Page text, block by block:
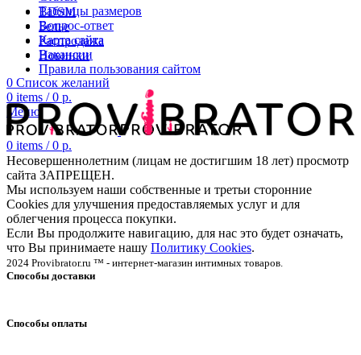
BDSM
Белье
Распродажа
Новинки
0 Список желаний
0 items / 0 р.
Меню
0 items / 0 р.
Таблицы размеров
Вопрос-ответ
Карта сайта
Вакансии
Правила пользования сайтом
Несовершеннолетним (лицам не достигшим 18 лет) просмотр
сайта ЗАПРЕЩЕН.
Мы используем наши собственные и третьи сторонние
Cookies для улучшения предоставляемых услуг и для
облегчения процесса покупки.
Если Вы продолжите навигацию, для нас это будет означать,
что Вы принимаете нашу Политику Cookies.
2024 Provibrator.ru ™ - интернет-магазин интимных товаров.
Способы доставки
Способы оплаты